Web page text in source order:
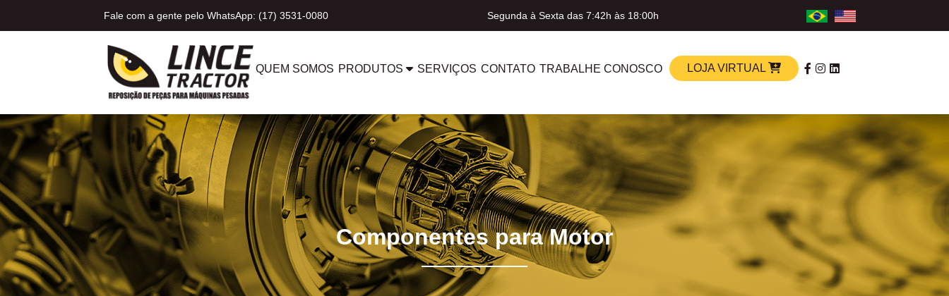
Fale com a gente pelo WhatsApp: (17) 3531-0080 Segunda à Sexta das 7:42h às 18:00h
QUEM SOMOS PRODUTOS SERVIÇOS CONTATO TRABALHE CONOSCO LOJA VIRTUAL
Componentes para Motor